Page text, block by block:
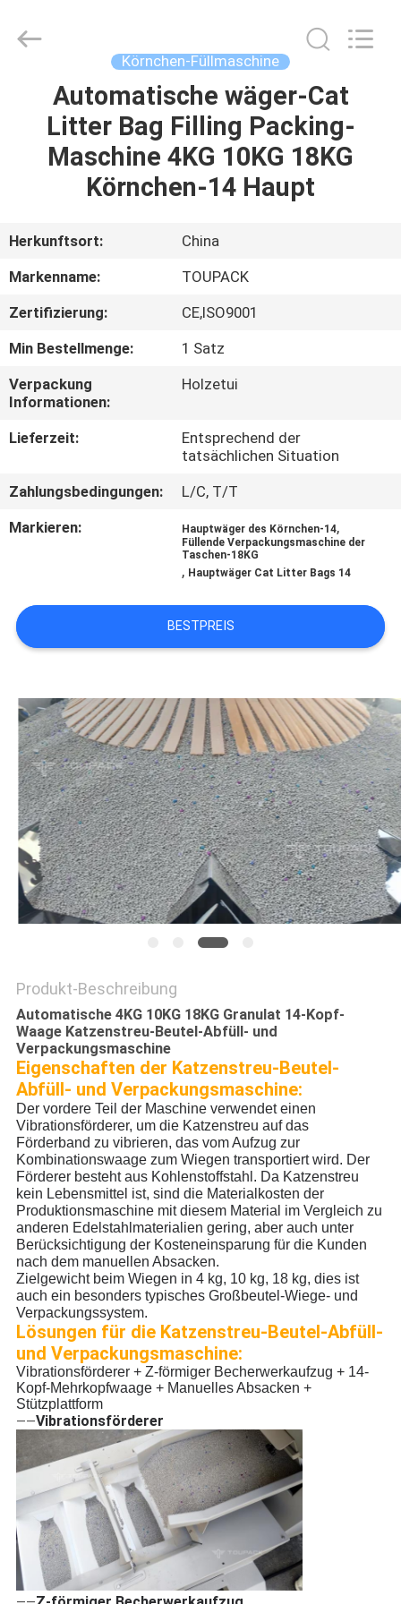
HEIM
PRODUKTE
UNS
QUALITÄTSKONTROLLE
KONTAKTIEREN
SIE
NACHRICHT
BITTE UM
ANGEBOT
SITEMAP
DATENSCHUTZRICHTLINIE
LTD.
Körnchen-Füllmaschine
Automatische wäger-Cat
Litter Bag Filling Packing-
Maschine 4KG 10KG 18KG
Körnchen-14 Haupt
Herkunftsort:
China
Markenname:
TOUPACK
Zertifizierung:
CE,ISO9001
Min Bestellmenge:
1 Satz
Verpackung
Informationen:
Holzetui
Lieferzeit:
Entsprechend der
tatsächlichen Situation
Zahlungsbedingungen:
L/C, T/T
Markieren:
Hauptwäger des Körnchen-14,
Füllende Verpackungsmaschine der
Taschen-18KG
, Hauptwäger Cat Litter Bags 14
BESTPREIS
Produkt-Beschreibung
Automatische 4KG 10KG 18KG Granulat 14-Kopf-
Waage Katzenstreu-Beutel-Abfüll- und
Verpackungsmaschine
Eigenschaften der Katzenstreu-Beutel-
Abfüll- und Verpackungsmaschine:
Der vordere Teil der Maschine verwendet einen
Vibrationsförderer, um die Katzenstreu auf das
Förderband zu vibrieren, das vom Aufzug zur
Kombinationswaage zum Wiegen transportiert wird. Der
Förderer besteht aus Kohlenstoffstahl. Da Katzenstreu
kein Lebensmittel ist, sind die Materialkosten der
Produktionsmaschine mit diesem Material im Vergleich zu
anderen Edelstahlmaterialien gering, aber auch unter
Berücksichtigung der Kosteneinsparung für die Kunden
nach dem manuellen Absacken.
Zielgewicht beim Wiegen in 4 kg, 10 kg, 18 kg, dies ist
auch ein besonders typisches Großbeutel-Wiege- und
Verpackungssystem.
Lösungen für die Katzenstreu-Beutel-Abfüll-
und Verpackungsmaschine:
Vibrationsförderer + Z-förmiger Becherwerkaufzug + 14-
Kopf-Mehrkopfwaage + Manuelles Absacken +
Stützplattform
——Vibrationsförderer